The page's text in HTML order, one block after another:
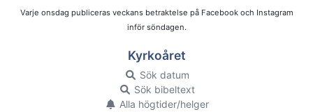
Varje onsdag publiceras veckans betraktelse på Facebook och Instagram
inför söndagen.
Kyrkoåret
Sök datum
Sök bibeltext
Alla högtider/helger